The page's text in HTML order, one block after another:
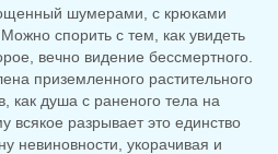
шумерами, с крюками
спорить с тем, как увидеть
вечно видение бессмертного.
приземленного растительного
как душа с раненого тела на
всякое разрывает это единство
невиновности, укорачивая и